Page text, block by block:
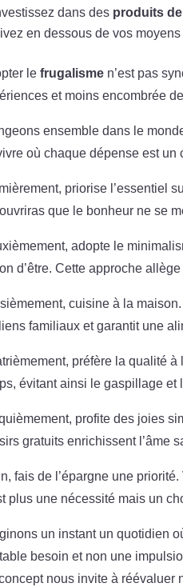
dans des produits
en dessous de vos
lefrugalisme n’est pas
et moins encombrée
ensemble dans le
où chaque dépense est
priorise l’essentiel
que le bonheur ne se
adopte le
d’être. Cette approche
cuisine à la
familiaux et garantit une
préfère la qualité
évitant ainsi le gaspillage et
profite des joies
gratuits enrichissent l’âme
fais de l’épargne une
plus une nécessité mais un
un instant un quotidien
besoin et non une
nous invite à réévaluer